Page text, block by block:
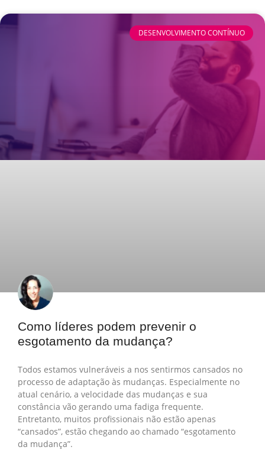
DESENVOLVIMENTO CONTÍNUO
Como líderes podem prevenir o
esgotamento da mudança?
Todos estamos vulneráveis a nos sentirmos cansados no
processo de adaptação às mudanças. Especialmente no
atual cenário, a velocidade das mudanças e sua
constância vão gerando uma fadiga frequente.
Entretanto, muitos profissionais não estão apenas
“cansados”, estão chegando ao chamado “esgotamento
da mudança”.